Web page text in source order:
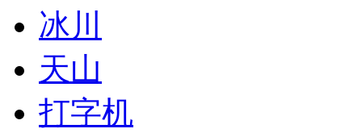
冰川
天山
打字机